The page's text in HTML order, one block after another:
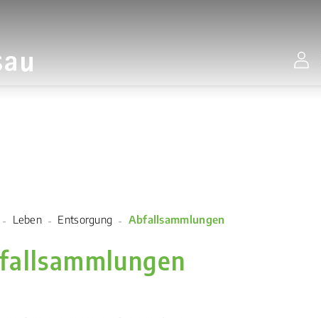
Leben Entsorgung Abfallsammlungen